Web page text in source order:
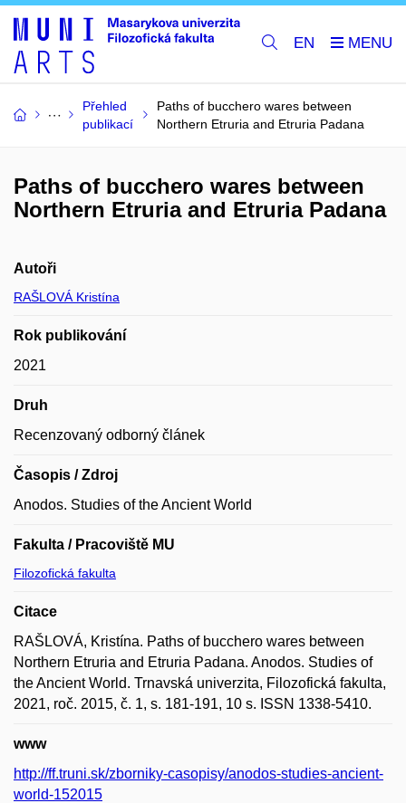
EN
Přehled
publikací
Paths of bucchero wares between
Northern Etruria and Etruria Padana
Paths of bucchero wares between
Northern Etruria and Etruria Padana
Autoři
RAŠLOVÁ Kristína
Rok publikování
2021
Druh
Recenzovaný odborný článek
Časopis / Zdroj
Anodos. Studies of the Ancient World
Fakulta / Pracoviště MU
Filozofická fakulta
Citace
RAŠLOVÁ, Kristína. Paths of bucchero wares between
Northern Etruria and Etruria Padana. Anodos. Studies of
the Ancient World. Trnavská univerzita, Filozofická fakulta,
2021, roč. 2015, č. 1, s. 181-191, 10 s. ISSN 1338-5410.
www
http://ff.truni.sk/zborniky-casopisy/anodos-studies-ancient-
world-152015